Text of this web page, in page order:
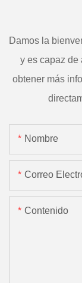
Damos la
y es capaz de
obtener más
Nombre
Correo
Contenido